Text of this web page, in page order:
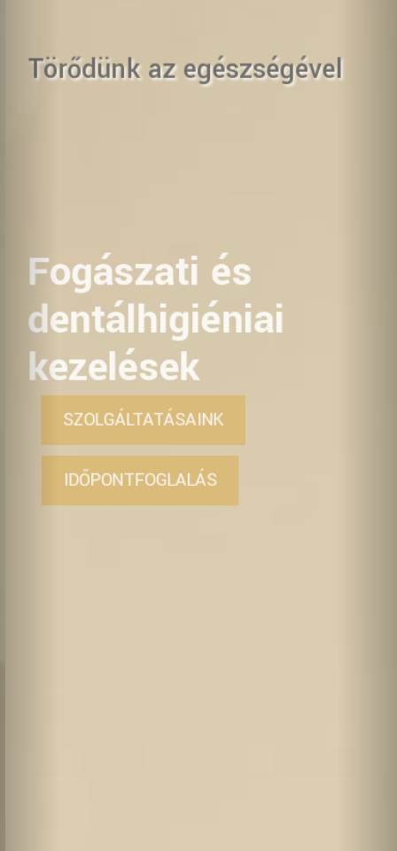
Törődünk az egészségével
Fogászati és
dentálhigiéniai
kezelések
SZOLGÁLTATÁSAINK
IDŐPONTFOGLALÁS